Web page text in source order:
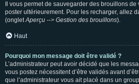
Il vous permet de sauvegarder des brouillons
poster ultérieurement. Pour les recharger, allez
(ongletAperçu --> Gestion des brouillons).
Haut
Pourquoi mon message doit être validé ?
L’administrateur peut avoir décidé que les
vous postez nécessitent d’être validés avant
que l’administrateur vous ait placé dans un